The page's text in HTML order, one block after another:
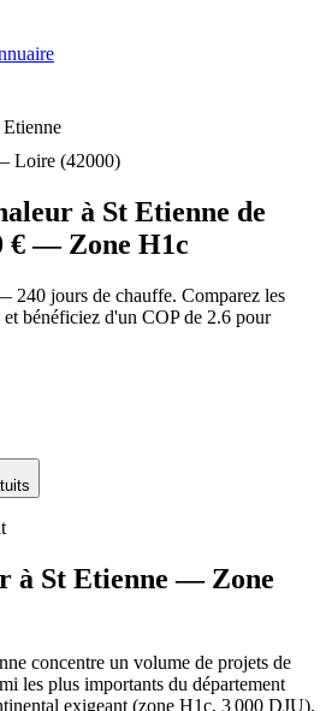
Etienne
Loire (42000)
à St Etienne de
€ — Zone H1c
240 jours de chauffe. Comparez les
bénéficiez d'un COP de 2.6 pour
à St Etienne — Zone
concentre un volume de projets de
les plus importants du département
exigeant (zone H1c, 3 000 DJU),